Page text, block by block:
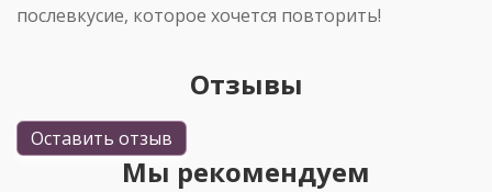
послевкусие, которое хочется повторить!
Отзывы
Оставить отзыв
Мы рекомендуем